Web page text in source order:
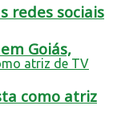
Goiás,
redes sociais
como atriz